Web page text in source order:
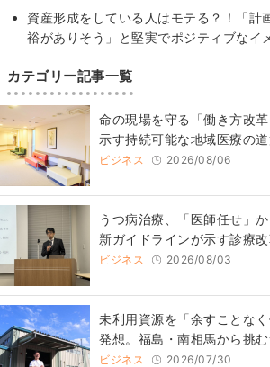
資産形成をしている人はモテる？！「計
裕がありそう」と堅実でポジティブなイ
カテゴリー記事一覧
命の現場を守る「働き方改
示す持続可能な地域医療の道
ビジネス 2026/08/06
うつ病治療、「医師任せ」
新ガイドラインが示す診療
ビジネス 2026/08/03
未利用資源を「余すことな
発想。福島・南相馬から挑
ビジネス 2026/07/30